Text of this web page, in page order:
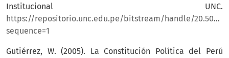
Institucional UNC.
https://repositorio.unc.edu.pe/bitstream/handle/
sequence=1
Gutiérrez, W. (2005). La Constitución Política del Perú